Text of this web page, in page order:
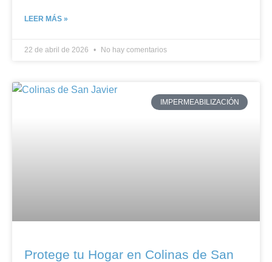
LEER MÁS »
22 de abril de 2026 No hay comentarios
IMPERMEABILIZACIÓN
Protege tu Hogar en Colinas de San